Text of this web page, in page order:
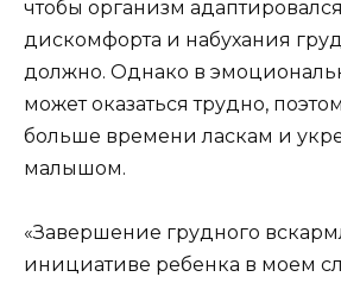
чтобы организм
дискомфорта и набухания
должно. Однако в
может оказаться трудно,
больше времени ласкам и
малышом.
«Завершение грудного
инициативе ребенка в моем